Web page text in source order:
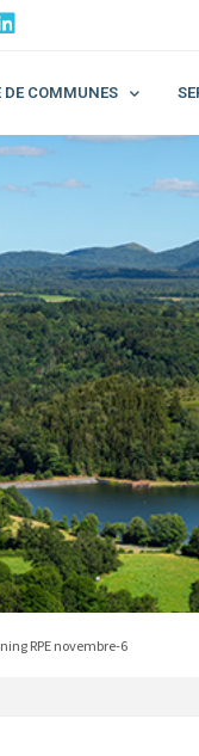
COMMUNES
RPE novembre-6